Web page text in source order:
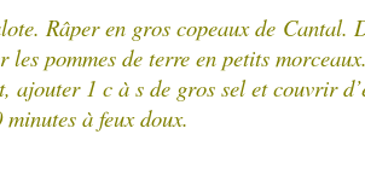
Râper en gros copeaux de Cantal.
les pommes de terre en petits
ajouter 1 c à s de gros sel et couvrir
à feux doux.